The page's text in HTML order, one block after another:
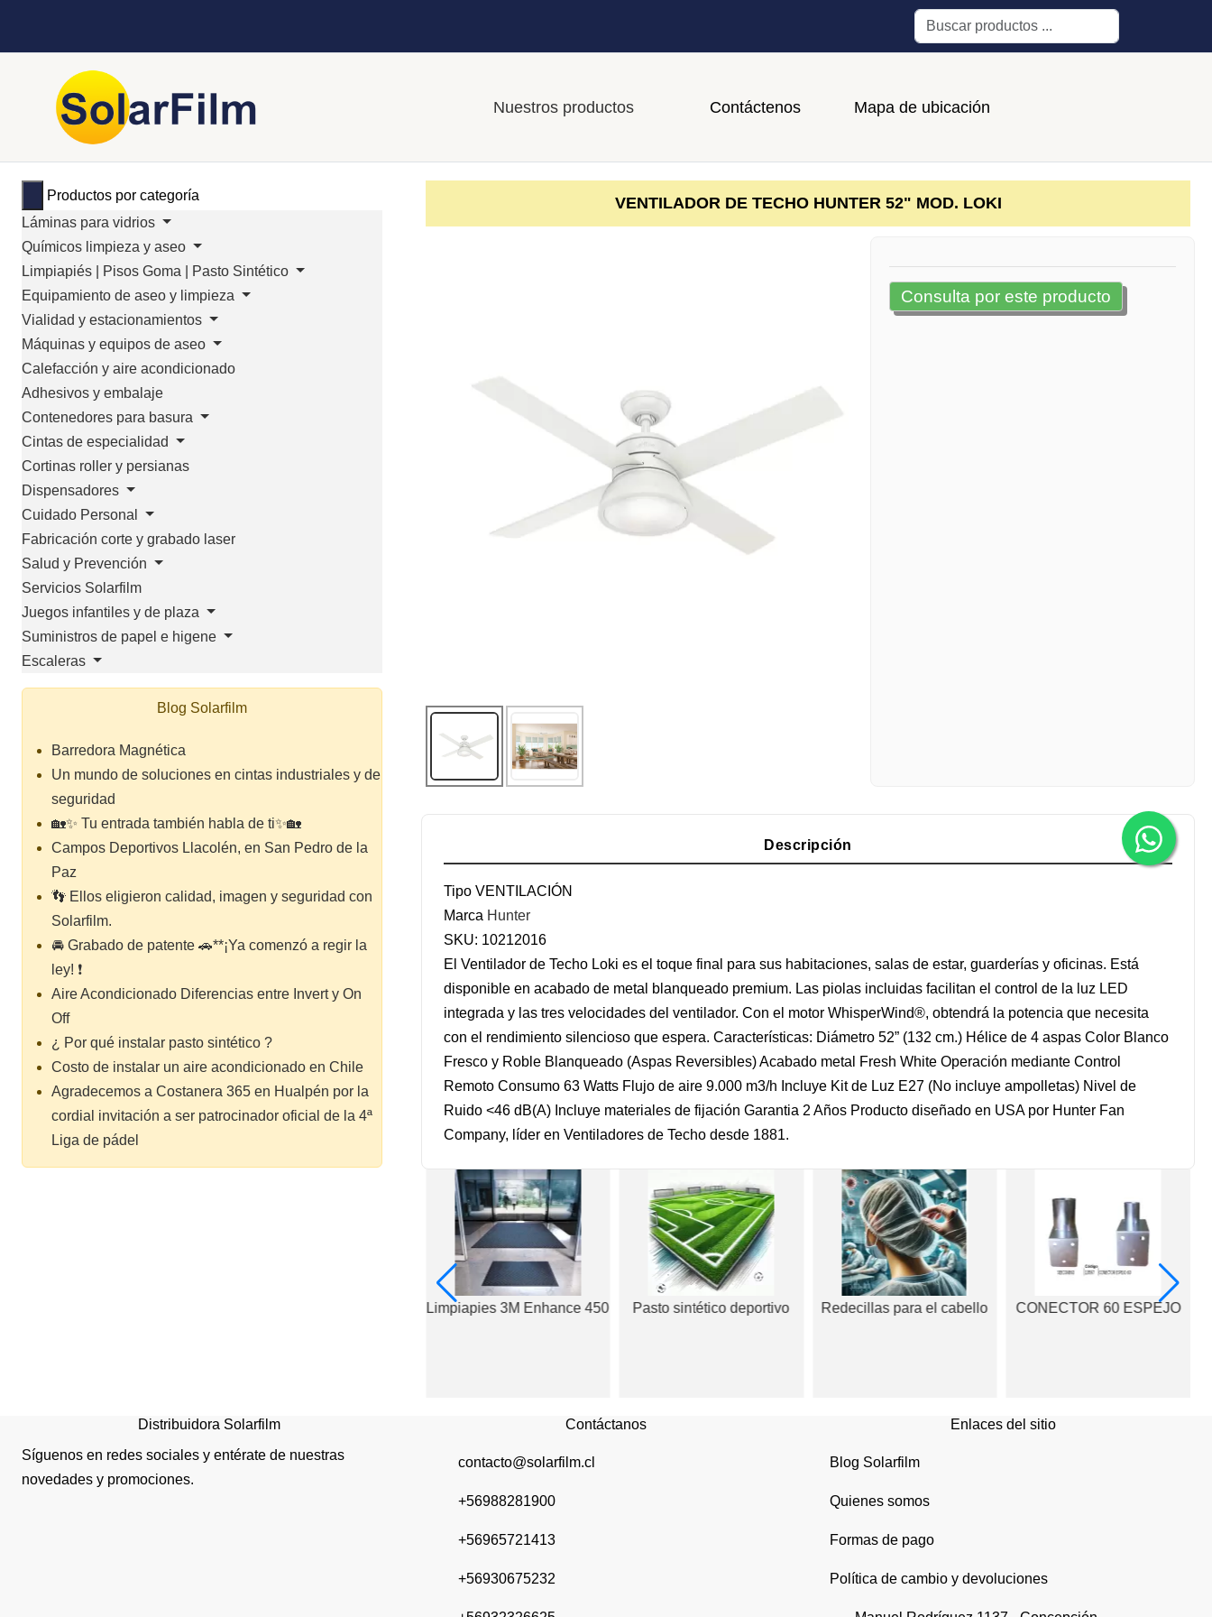
Buscar
Nuestros productos Contáctenos Mapa de ubicación
Productos por categoría
Láminas para vidrios
Químicos limpieza y aseo
Limpiapiés | Pisos Goma | Pasto Sintético
Equipamiento de aseo y limpieza
Vialidad y estacionamientos
Máquinas y equipos de aseo
Calefacción y aire acondicionado
Adhesivos y embalaje
Contenedores para basura
Cintas de especialidad
Cortinas roller y persianas
Dispensadores
Cuidado Personal
Fabricación corte y grabado laser
Salud y Prevención
Servicios Solarfilm
Juegos infantiles y de plaza
Suministros de papel e higene
Escaleras
Blog Solarfilm
Barredora Magnética
Un mundo de soluciones en cintas industriales y de
seguridad
🏡✨ Tu entrada también habla de ti✨🏡
Campos Deportivos Llacolén, en San Pedro de la
Paz
👣 Ellos eligieron calidad, imagen y seguridad con
Solarfilm.
🚘 Grabado de patente 🚗**¡Ya comenzó a regir la
ley! ❗
Aire Acondicionado Diferencias entre Invert y On
Off
¿ Por qué instalar pasto sintético ?
Costo de instalar un aire acondicionado en Chile
Agradecemos a Costanera 365 en Hualpén por la
cordial invitación a ser patrocinador oficial de la 4ª
Liga de pádel
VENTILADOR DE TECHO HUNTER 52" MOD. LOKI
Consulta por este producto
Descripción
Tipo VENTILACIÓN
Marca Hunter
SKU: 10212016
El Ventilador de Techo Loki es el toque final para sus habitaciones, salas de estar, guarderías y oficinas. Está
disponible en acabado de metal blanqueado premium. Las piolas incluidas facilitan el control de la luz LED
integrada y las tres velocidades del ventilador. Con el motor WhisperWind®, obtendrá la potencia que necesita
con el rendimiento silencioso que espera. Características: Diámetro 52” (132 cm.) Hélice de 4 aspas Color Blanco
Fresco y Roble Blanqueado (Aspas Reversibles) Acabado metal Fresh White Operación mediante Control
Remoto Consumo 63 Watts Flujo de aire 9.000 m3/h Incluye Kit de Luz E27 (No incluye ampolletas) Nivel de
Ruido <46 dB(A) Incluye materiales de fijación Garantia 2 Años Producto diseñado en USA por Hunter Fan
Company, líder en Ventiladores de Techo desde 1881.
Limpiapies 3M Enhance 450 Pasto sintético deportivo Redecillas para el cabello CONECTOR 60 ESPEJO
Distribuidora Solarfilm
Síguenos en redes sociales y entérate de nuestras
novedades y promociones.
Contáctanos
contacto@solarfilm.cl
+56988281900
+56965721413
+56930675232
Enlaces del sitio
Blog Solarfilm
Quienes somos
Formas de pago
Política de cambio y devoluciones